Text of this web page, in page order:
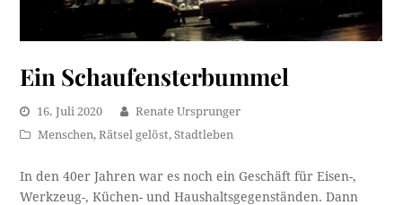
Ein Schaufensterbummel
16. Juli 2020
Renate Ursprunger
Menschen,Rätsel gelöst,Stadtleben
In den 40er Jahren war es noch ein Geschäft für Eisen-,
Werkzeug-, Küchen- und Haushaltsgegenständen. Dann